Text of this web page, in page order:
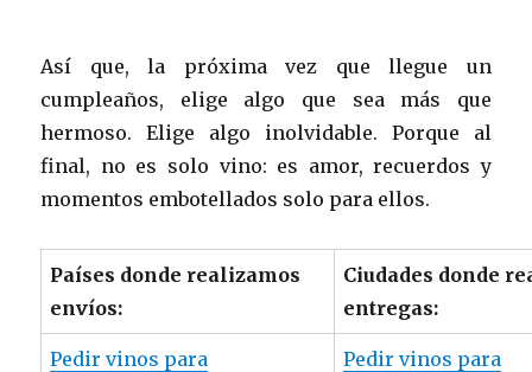
Así que, la próxima vez que llegue un
cumpleaños, elige algo que sea más que
hermoso. Elige algo inolvidable. Porque al
final, no es solo vino: es amor, recuerdos y
momentos embotellados solo para ellos.
Países donde realizamos
envíos:
Ciudades donde
entregas:
Pedir vinos para
Pedir vinos para